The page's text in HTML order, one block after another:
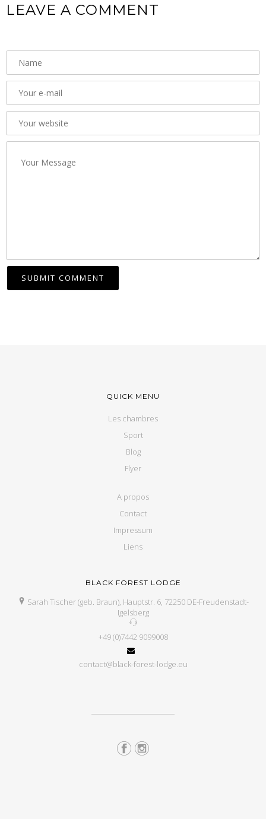
LEAVE A COMMENT
QUICK MENU
Les chambres
Sport
Blog
Flyer
A propos
Contact
Impressum
Liens
BLACK FOREST LODGE
Sarah Tischer (geb. Braun), Hauptstr. 6, 72250 DE-Freudenstadt-
Igelsberg
+49 (0)7442 9099008
contact@black-forest-lodge.eu